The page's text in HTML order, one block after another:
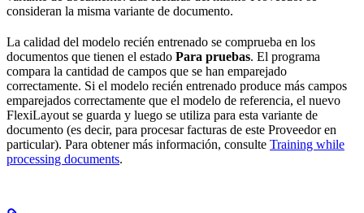
consideran la misma variante de documento.
La calidad del modelo recién entrenado se comprueba en los
documentos que tienen el estado Para pruebas. El programa
compara la cantidad de campos que se han emparejado
correctamente. Si el modelo recién entrenado produce más campos
emparejados correctamente que el modelo de referencia, el nuevo
FlexiLayout se guarda y luego se utiliza para esta variante de
documento (es decir, para procesar facturas de este Proveedor en
particular). Para obtener más información, consulte Training while
processing documents.